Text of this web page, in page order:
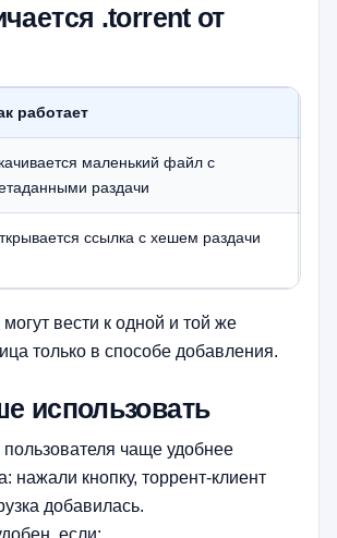
.torrent от
работает
маленький файл с
раздачи
ссылка с хешем раздачи
вести к одной и той же
только в способе добавления.
использовать
чаще удобнее
нажали кнопку, торрент-клиент
добавилась.
если: